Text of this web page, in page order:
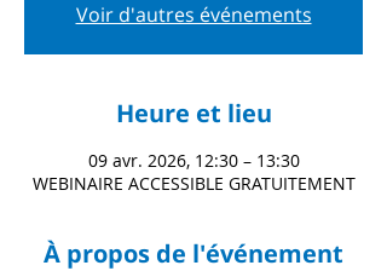
Voir d'autres événements
Heure et lieu
09 avr. 2026, 12:30 – 13:30
WEBINAIRE ACCESSIBLE GRATUITEMENT
À propos de l'événement